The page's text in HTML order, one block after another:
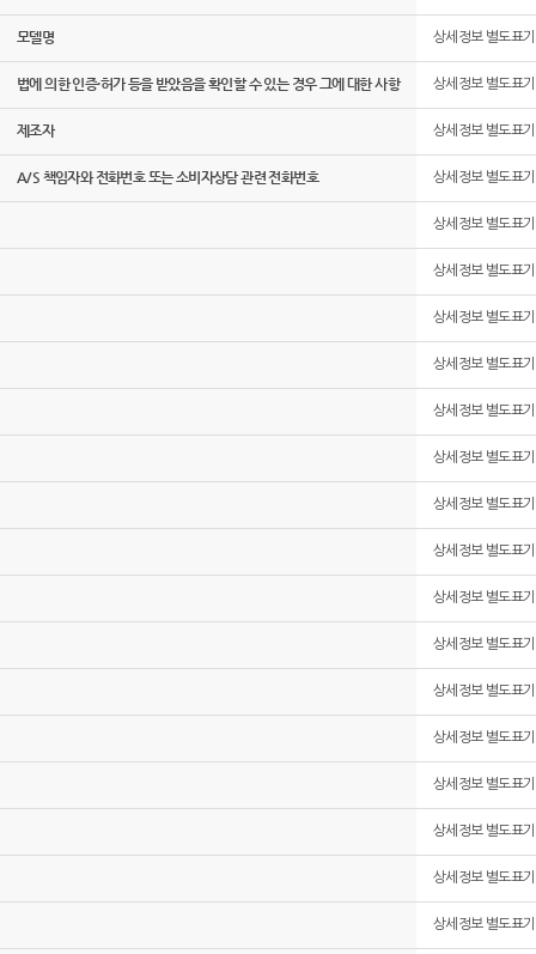
모델명 상세정보 별도표기
법에 의한 인증·허가 등을 받았음을 확인할 수 있는 경우 그에 대한 사항 상세정보 별도표기
제조자 상세정보 별도표기
A/S 책임자와 전화번호 또는 소비자상담 관련 전화번호 상세정보 별도표기
상세정보 별도표기
상세정보 별도표기
상세정보 별도표기
상세정보 별도표기
상세정보 별도표기
상세정보 별도표기
상세정보 별도표기
상세정보 별도표기
상세정보 별도표기
상세정보 별도표기
상세정보 별도표기
상세정보 별도표기
상세정보 별도표기
상세정보 별도표기
상세정보 별도표기
상세정보 별도표기